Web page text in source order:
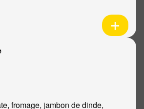
fromage, jambon de dinde,